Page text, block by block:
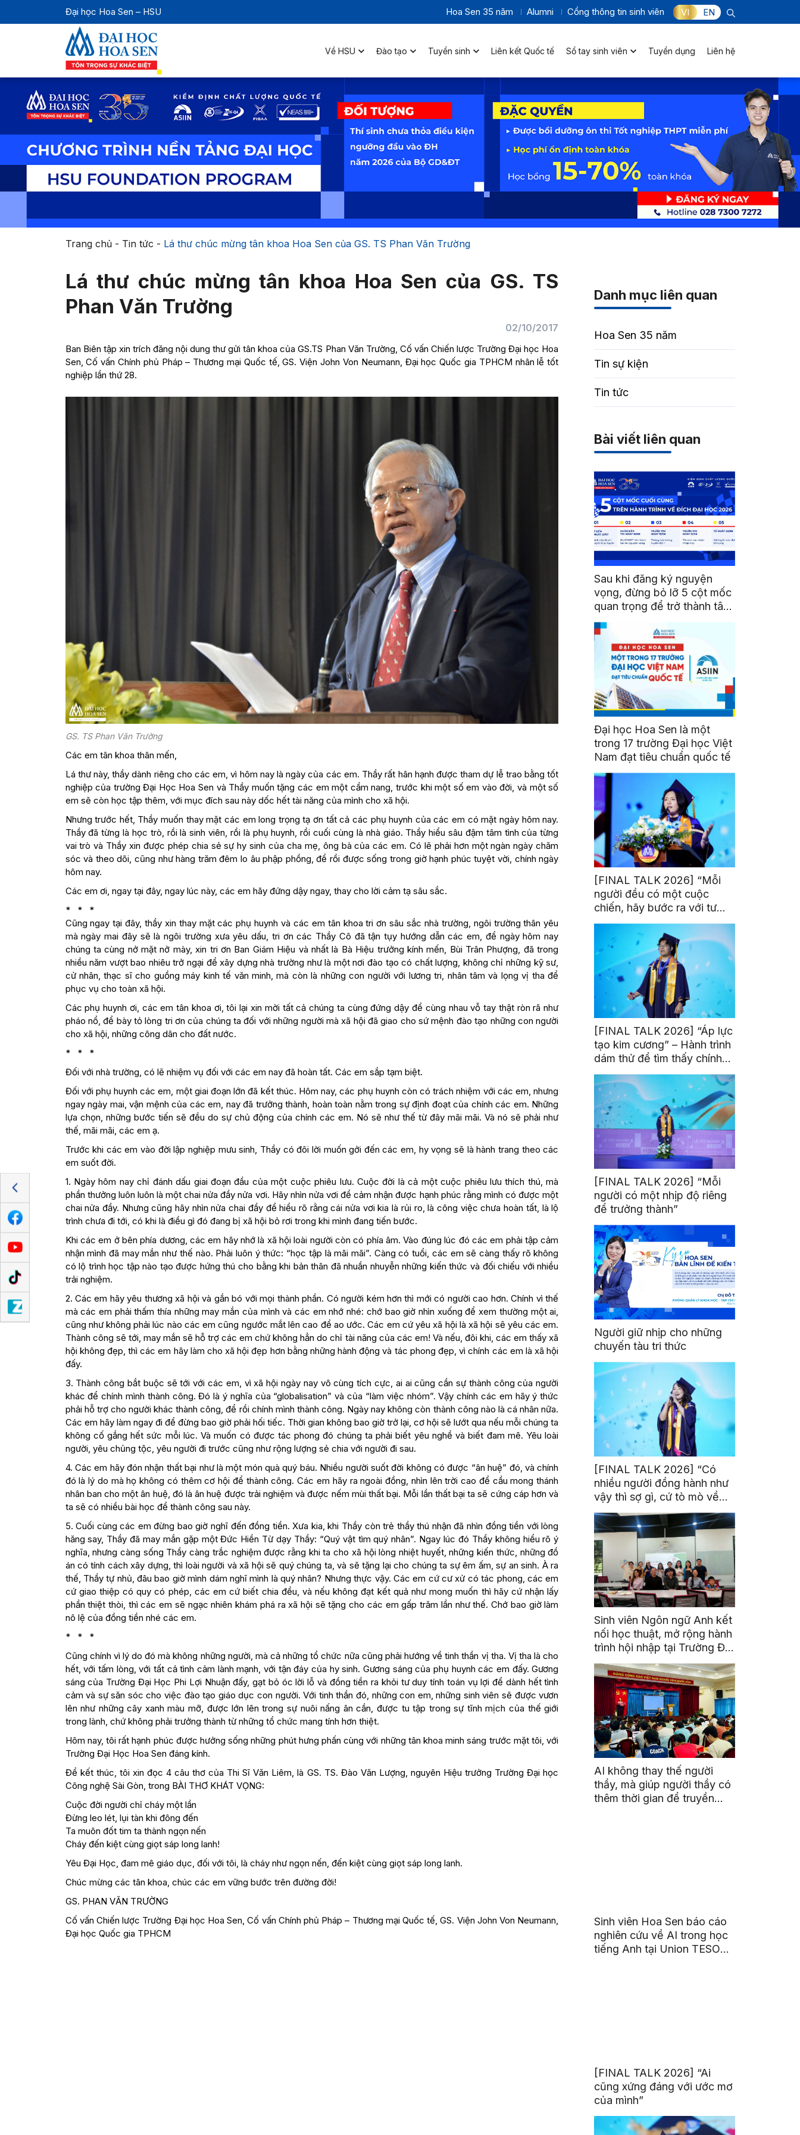
Đại học Hoa Sen – HSU Hoa Sen 35 năm Alumni Cổng thông tin sinh viên VI EN
Về HSU Đào tạo Tuyển sinh Liên kết Quốc tế Sổ tay sinh viên Tuyển dụng Liên hệ
Trang chủ- Tin tức - Lá thư chúc mừng tân khoa Hoa Sen của GS. TS Phan Văn Trường
Lá thư chúc mừng tân khoa Hoa Sen của GS. TS
Phan Văn Trường
02/10/2017
Ban Biên tập xin trích đăng nội dung thư gửi tân khoa của GS.TS Phan Văn Trường, Cố vấn Chiến lược Trường Đại học Hoa
Sen, Cố vấn Chính phủ Pháp – Thương mại Quốc tế, GS. Viện John Von Neumann, Đại học Quốc gia TPHCM nhân lễ tốt
nghiệp lần thứ 28.
GS. TS Phan Văn Trường
Các em tân khoa thân mến,
Lá thư này, thầy dành riêng cho các em, vì hôm nay là ngày của các em. Thầy rất hân hạnh được tham dự lễ trao bằng tốt
nghiệp của trường Đại Học Hoa Sen và Thầy muốn tặng các em một cẩm nang, trước khi một số em vào đời, và một số
em sẽ còn học tập thêm, với mục đích sau này dốc hết tài năng của mình cho xã hội.
Nhưng trước hết, Thầy muốn thay mặt các em long trọng tạ ơn tất cả các phụ huynh của các em có mặt ngày hôm nay.
Thầy đã từng là học trò, rồi là sinh viên, rồi là phụ huynh, rồi cuối cùng là nhà giáo. Thầy hiểu sâu đậm tâm tình của từng
vai trò và Thầy xin được phép chia sẻ sự hy sinh của cha mẹ, ông bà của các em. Có lẽ phải hơn một ngàn ngày chăm
sóc và theo dõi, cũng như hàng trăm đêm lo âu phập phồng, để rồi được sống trong giờ hạnh phúc tuyệt vời, chính ngày
hôm nay.
Các em ơi, ngay tại đây, ngay lúc này, các em hãy đứng dậy ngay, thay cho lời cảm tạ sâu sắc.
* * *
Cũng ngay tại đây, thầy xin thay mặt các phụ huynh và các em tân khoa tri ơn sâu sắc nhà trường, ngôi trường thân yêu
mà ngày mai đây sẽ là ngôi trường xưa yêu dấu, tri ơn các Thầy Cô đã tận tụy hướng dẫn các em, để ngày hôm nay
chúng ta cùng nở mặt nở mày, xin tri ơn Ban Giám Hiệu và nhất là Bà Hiệu trưởng kính mến, Bùi Trân Phượng, đã trong
nhiều năm vượt bao nhiêu trở ngại để xây dựng nhà trường như là một nơi đào tạo có chất lượng, không chỉ những kỹ sư,
cử nhân, thạc sĩ cho guồng máy kinh tế văn minh, mà còn là những con người với lương tri, nhân tâm và lọng vị tha để
phục vụ cho toàn xã hội.
Các phụ huynh ơi, các em tân khoa ơi, tôi lại xin mời tất cả chúng ta cùng đứng dậy để cùng nhau vỗ tay thật ròn rã như
pháo nổ, để bày tỏ lòng tri ơn của chúng ta đối với những người mà xã hội đã giao cho sứ mệnh đào tạo những con người
cho xã hội, những công dân cho đất nước.
* * *
Đối với nhà trường, có lẽ nhiệm vụ đối với các em nay đã hoàn tất. Các em sắp tạm biệt.
Đối với phụ huynh các em, một giai đoạn lớn đã kết thúc. Hôm nay, các phụ huynh còn có trách nhiệm với các em, nhưng
ngay ngày mai, vận mệnh của các em, nay đã trưởng thành, hoàn toàn nằm trong sự định đoạt của chính các em. Những
lựa chọn, những bước tiến sẽ đều do sự chủ động của chính các em. Nó sẽ như thế từ đây mãi mãi. Và nó sẽ phải như
thế, mãi mãi, các em ạ.
Trước khi các em vào đời lập nghiệp mưu sinh, Thầy có đôi lời muốn gởi đến các em, hy vọng sẽ là hành trang theo các
em suốt đời.
1. Ngày hôm nay chỉ đánh dấu giai đoạn đầu của một cuộc phiêu lưu. Cuộc đời là cả một cuộc phiêu lưu thích thú, mà
phần thưởng luôn luôn là một chai nửa đầy nửa vơi. Hãy nhìn nửa vơi để cảm nhận được hạnh phúc rằng mình có được một
chai nửa đầy. Nhưng cũng hãy nhìn nửa chai đầy để hiểu rõ rằng cái nửa vơi kia là rủi ro, là công việc chưa hoàn tất, là lộ
trình chưa đi tới, có khi là điều gì đó đang bị xã hội bỏ rơi trong khi mình đang tiến bước.
Khi các em ở bên phía dương, các em hãy nhớ là xã hội loài người còn có phía âm. Vào đúng lúc đó các em phải tập cảm
nhận mình đã may mắn như thế nào. Phải luôn ý thức: “học tập là mãi mãi”. Càng có tuổi, các em sẽ càng thấy rõ không
có lộ trình học tập nào tạo được hứng thú cho bằng khi bản thân đã nhuần nhuyễn những kiến thức và đối chiếu với nhiều
trải nghiệm.
2. Các em hãy yêu thương xã hội và gắn bó với mọi thành phần. Có người kém hơn thì mới có người cao hơn. Chính vì thế
mà các em phải thấm thía những may mắn của mình và các em nhớ nhé: chớ bao giờ nhìn xuống để xem thường một ai,
cũng như không phải lúc nào các em cũng ngước mắt lên cao để ao ước. Các em cứ yêu xã hội là xã hội sẽ yêu các em.
Thành công sẽ tới, may mắn sẽ hỗ trợ các em chứ không hẳn do chỉ tài năng của các em! Và nếu, đôi khi, các em thấy xã
hội không đẹp, thì các em hãy làm cho xã hội đẹp hơn bằng những hành động và tác phong đẹp, vì chính các em là xã hội
đấy.
3. Thành công bắt buộc sẽ tới với các em, vì xã hội ngày nay vô cùng tích cực, ai ai cũng cần sự thành công của người
khác để chính mình thành công. Đó là ý nghĩa của “globalisation” và của “làm việc nhóm”. Vậy chính các em hãy ý thức
phải hỗ trợ cho người khác thành công, để rồi chính mình thành công. Ngày nay không còn thành công nào là cá nhân nữa.
Các em hãy làm ngay đi để đừng bao giờ phải hối tiếc. Thời gian không bao giờ trở lại, cơ hội sẽ lướt qua nếu mỗi chúng ta
không cố gắng hết sức mỗi lúc. Và muốn có được tác phong đó chúng ta phải biết yêu nghề và biết đam mê. Yêu loài
người, yêu chủng tộc, yêu người đi trước cũng như rộng lượng sẻ chia với người đi sau.
4. Các em hãy đón nhận thất bại như là một món quà quý báu. Nhiều người suốt đời không có được “ân huệ” đó, và chính
đó là lý do mà họ không có thêm cơ hội để thành công. Các em hãy ra ngoài đồng, nhìn lên trời cao để cầu mong thánh
nhân ban cho một ân huệ, đó là ân huệ được trải nghiệm và được nếm mùi thất bại. Mỗi lần thất bại ta sẽ cứng cáp hơn và
ta sẽ có nhiều bài học để thành công sau này.
5. Cuối cùng các em đừng bao giờ nghĩ đến đồng tiền. Xưa kia, khi Thầy còn trẻ thầy thú nhận đã nhìn đồng tiền với lòng
hăng say, Thầy đã may mắn gặp một Đức Hiền Từ dạy Thầy: “Quý vật tìm quý nhân”. Ngay lúc đó Thầy không hiểu rõ ý
nghĩa, nhưng càng sống Thầy càng trắc nghiệm được rằng khi ta cho xã hội lòng nhiệt huyết, những kiến thức, những đồ
án có tính cách xây dựng, thì loài người và xã hội sẽ quý chúng ta, và sẽ tặng lại cho chúng ta sự êm ấm, sự an sinh. À ra
thế, Thầy tự nhủ, đâu bao giờ mình dám nghĩ mình là quý nhân? Nhưng thực vậy. Các em cứ cư xử có tác phong, các em
cứ giao thiệp có quy có phép, các em cứ biết chia đều, và nếu không đạt kết quả như mong muốn thì hãy cứ nhận lấy
phần thiệt thòi, thì các em sẽ ngạc nhiên khám phá ra xã hội sẽ tặng cho các em gấp trăm lần như thế. Chớ bao giờ làm
nô lệ của đồng tiền nhé các em.
* * *
Cũng chính vì lý do đó mà không những người, mà cả những tổ chức nữa cũng phải hướng về tinh thần vị tha. Vị tha là cho
hết, với tấm lòng, với tất cả tình cảm lành mạnh, với tận đáy của hy sinh. Gương sáng của phụ huynh các em đấy. Gương
sáng của Trường Đại Học Phi Lợi Nhuận đấy, gạt bỏ óc lời lỗ và đồng tiền ra khỏi tư duy tính toán vụ lợi để dành hết tình
cảm và sự săn sóc cho việc đào tạo giáo dục con người. Với tinh thần đó, những con em, những sinh viên sẽ được vươn
lên như những cây xanh màu mỡ, được lớn lên trong sự nuôi nấng ân cần, được tu tập trong sự tĩnh mịch của thế giới
trong lành, chứ không phải trưởng thành từ những tổ chức mang tính hơn thiệt.
Hôm nay, tôi rất hạnh phúc được hưởng sống những phút hưng phấn cùng với những tân khoa minh sáng trước mặt tôi, với
Trường Đại Học Hoa Sen đáng kính.
Để kết thúc, tôi xin đọc 4 câu thơ của Thi Sĩ Văn Liêm, là GS. TS. Đào Văn Lượng, nguyên Hiệu trưởng Trường Đại học
Công nghệ Sài Gòn, trong BÀI THƠ KHÁT VỌNG:
Cuộc đời người chỉ cháy một lần
Đừng leo lét, lụi tàn khi đông đến
Ta muôn đốt tim ta thành ngọn nến
Cháy đến kiệt cùng giọt sáp long lanh!
Yêu Đại Học, đam mê giáo dục, đối với tôi, là cháy như ngọn nến, đến kiệt cùng giọt sáp long lanh.
Chúc mừng các tân khoa, chúc các em vững bước trên đường đời!
GS. PHAN VĂN TRƯỜNG
Cố vấn Chiến lược Trường Đại học Hoa Sen, Cố vấn Chính phủ Pháp – Thương mại Quốc tế, GS. Viện John Von Neumann,
Đại học Quốc gia TPHCM
Danh mục liên quan
Hoa Sen 35 năm
Tin sự kiện
Tin tức
Bài viết liên quan
Sau khi đăng ký nguyện
vọng, đừng bỏ lỡ 5 cột mốc
quan trọng để trở thành tân
sinh viên HSU
Đại học Hoa Sen là một
trong 17 trường Đại học Việt
Nam đạt tiêu chuẩn quốc tế
[FINAL TALK 2026] “Mỗi
người đều có một cuộc
chiến, hãy bước ra với tư
thế của người chiến thắng”
[FINAL TALK 2026] “Áp lực
tạo kim cương” – Hành trình
dám thử để tìm thấy chính
mình
[FINAL TALK 2026] “Mỗi
người có một nhịp độ riêng
để trưởng thành”
Người giữ nhịp cho những
chuyến tàu tri thức
[FINAL TALK 2026] “Có
nhiều người đồng hành như
vậy thì sợ gì, cứ tò mò về
thế giới thôi”
Sinh viên Ngôn ngữ Anh kết
nối học thuật, mở rộng hành
trình hội nhập tại Trường Đại
học Quốc gia Malaysia
AI không thay thế người
thầy, mà giúp người thầy có
thêm thời gian để truyền
Sinh viên Hoa Sen báo cáo
nghiên cứu về AI trong học
tiếng Anh tại Union TESOL
[FINAL TALK 2026] “Ai
cũng xứng đáng với ước mơ
của mình”